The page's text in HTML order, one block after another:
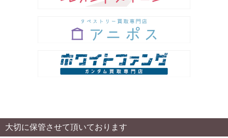
大切に保管させて頂いております